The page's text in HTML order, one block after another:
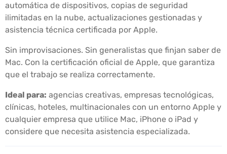
automática de dispositivos, copias de seguridad
ilimitadas en la nube, actualizaciones gestionadas y
asistencia técnica certificada por Apple.
Sin improvisaciones. Sin generalistas que finjan saber de
Mac. Con la certificación oficial de Apple, que garantiza
que el trabajo se realiza correctamente.
Ideal para: agencias creativas, empresas tecnológicas,
clínicas, hoteles, multinacionales con un entorno Apple y
cualquier empresa que utilice Mac, iPhone o iPad y
considere que necesita asistencia especializada.